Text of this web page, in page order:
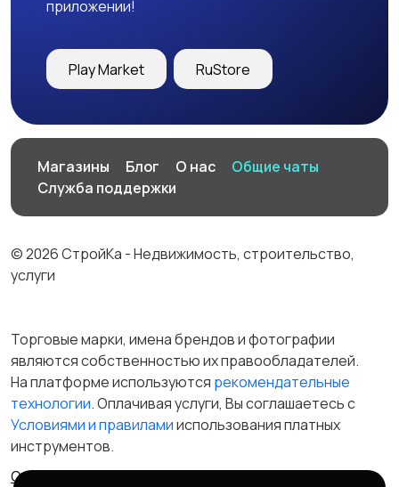
приложении!
Play Market RuStore
Магазины Блог О нас
Общие чаты
Служба поддержки
© 2026 СтройКа - Недвижимость, строительство,
услуги
Торговые марки, имена брендов и фотографии
являются собственностью их правообладателей.
На платформе используются рекомендательные
технологии. Оплачивая услуги, Вы соглашаетесь c
Условиями и правиламииспользования платных
инструментов.
Отказ от ответственности
Правила сервиса